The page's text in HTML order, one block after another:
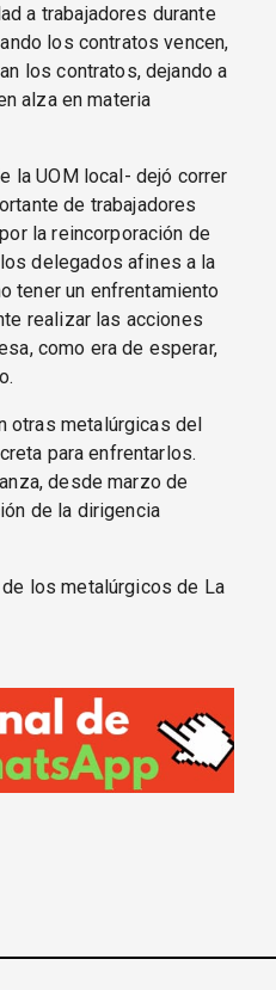
a trabajadores durante
los contratos vencen,
los contratos, dejando a
alza en materia
la UOM local- dejó correr
de trabajadores
la reincorporación de
delegados afines a la
tener un enfrentamiento
realizar las acciones
como era de esperar,
otras metalúrgicas del
para enfrentarlos.
desde marzo de
de la dirigencia
los metalúrgicos de La